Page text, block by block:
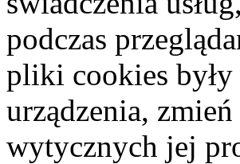
podczas
pliki cookies
urządzenia,
wytycznych jej